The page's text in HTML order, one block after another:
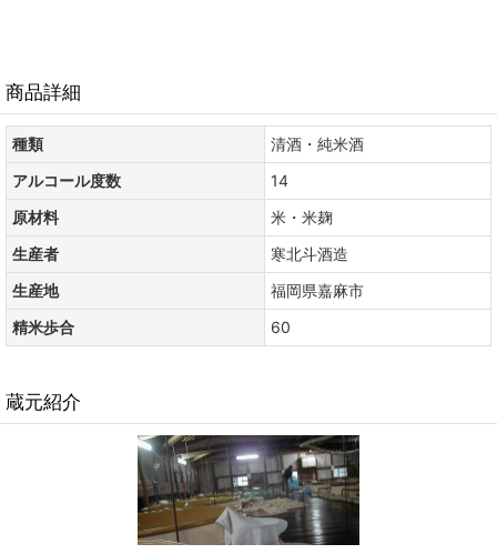
商品詳細
種類
清酒・純米酒
アルコール度数
14
原材料
米・米麹
生産者
寒北斗酒造
生産地
福岡県嘉麻市
精米歩合
60
蔵元紹介